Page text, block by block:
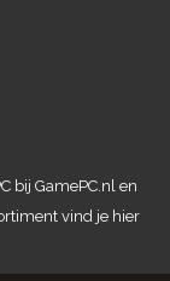
bij GamePC.nl en
vind je hier